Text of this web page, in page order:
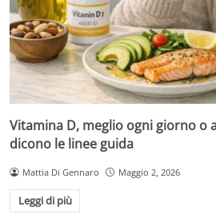
Vitamina D, meglio ogni giorno o
dicono le linee guida
Mattia Di Gennaro Maggio 2, 2026
Leggi di più